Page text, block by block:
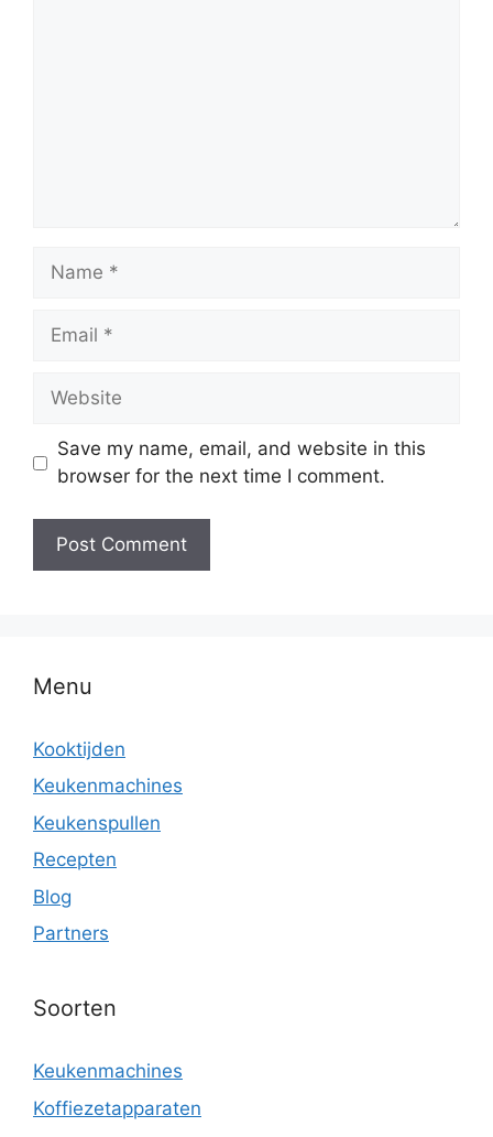
Save my name, email, and website in this
browser for the next time I comment.
Menu
Kooktijden
Keukenmachines
Keukenspullen
Recepten
Blog
Partners
Soorten
Keukenmachines
Koffiezetapparaten